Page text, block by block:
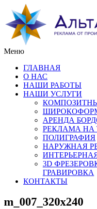
Меню
ГЛАВНАЯ
О НАС
НАШИ РАБОТЫ
НАШИ УСЛУГИ
АРЕНДА
РЕКЛАМА НА
ПОЛИГРАФИЯ
НАРУЖНАЯ
3D
ГРАВИРОВКА
КОНТАКТЫ
m_007_320x240